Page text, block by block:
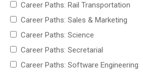
Career Paths: Rail Transportation
Career Paths: Sales & Marketing
Career Paths: Science
Career Paths: Secretarial
Career Paths: Software Engineering